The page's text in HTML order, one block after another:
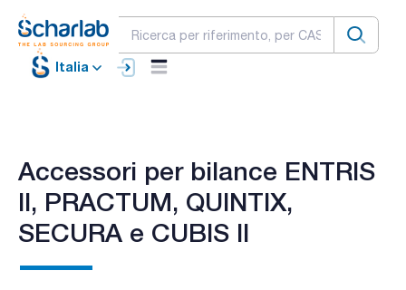
Italia
Accessori per bilance ENTRIS
II, PRACTUM, QUINTIX,
SECURA e CUBIS II